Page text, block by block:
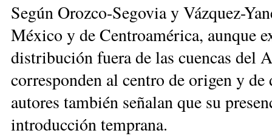
Según Orozco-Segovia y Vázquez-
México y de Centroamérica, aunque
distribución fuera de las cuencas del
corresponden al centro de origen y
autores también señalan que su
introducción temprana.